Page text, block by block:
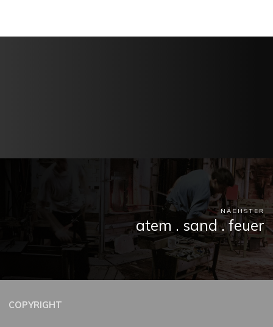
NÄCHSTER
atem . sand . feuer
COPYRIGHT